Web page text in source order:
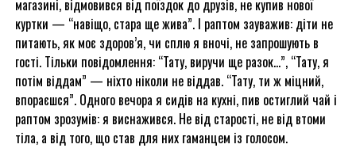
магазині, відмовився від поїздок до друзів, не купив нової
куртки — “навіщо, стара ще жива”. І раптом зауважив: діти не
питають, як моє здоров’я, чи сплю я вночі, не запрошують в
гості. Тільки повідомлення: “Тату, виручи ще разок…”, “Тату, я
потім віддам” — ніхто ніколи не віддав. “Тату, ти ж міцний,
впораєшся”. Одного вечора я сидів на кухні, пив остиглий чай і
раптом зрозумів: я виснажився. Не від старості, не від втоми
тіла, а від того, що став для них гаманцем із голосом.